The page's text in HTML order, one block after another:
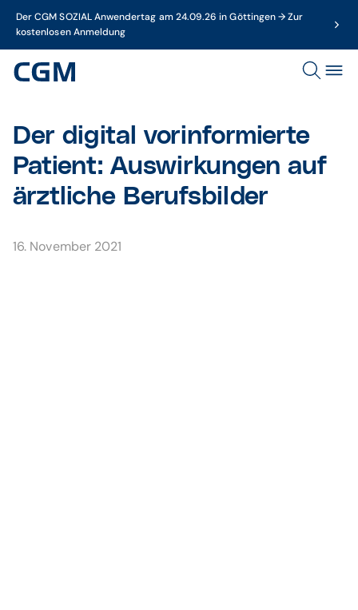
Der CGM SOZIAL Anwendertag am 24.09.26 in Göttingen → Zur
kostenlosen Anmeldung
Der digital vorinformierte
Patient: Auswirkungen auf
ärztliche Berufsbilder
16. November 2021